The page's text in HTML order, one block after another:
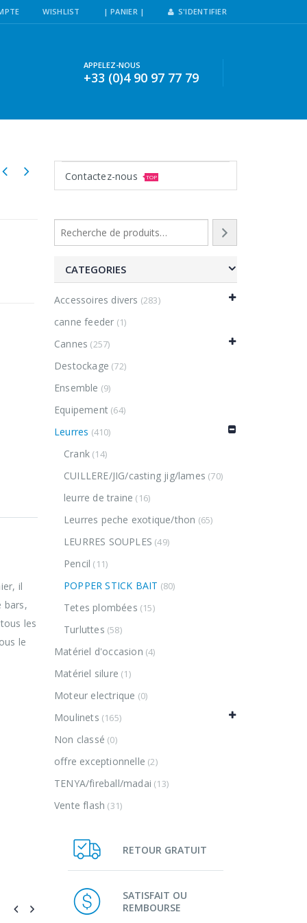
WISHLIST | PANIER | S'IDENTIFIER
APPELEZ-NOUS
+33 (0)4 90 97 77 79
il
bars,
les
le
Contactez-nous TOP
CATEGORIES
Accessoires divers (283)
canne feeder (1)
Cannes (257)
Destockage (72)
Ensemble (9)
Equipement (64)
Leurres (410)
Crank (14)
CUILLERE/JIG/casting jig/lames (70)
leurre de traine (16)
Leurres peche exotique/thon (65)
LEURRES SOUPLES (49)
Pencil (11)
POPPER STICK BAIT (80)
Tetes plombées (15)
Turluttes (58)
Matériel d'occasion (4)
Matériel silure (1)
Moteur electrique (0)
Moulinets (165)
Non classé (0)
offre exceptionnelle (2)
TENYA/fireball/madai (13)
Vente flash (31)
RETOUR GRATUIT
SATISFAIT OU
REMBOURSE